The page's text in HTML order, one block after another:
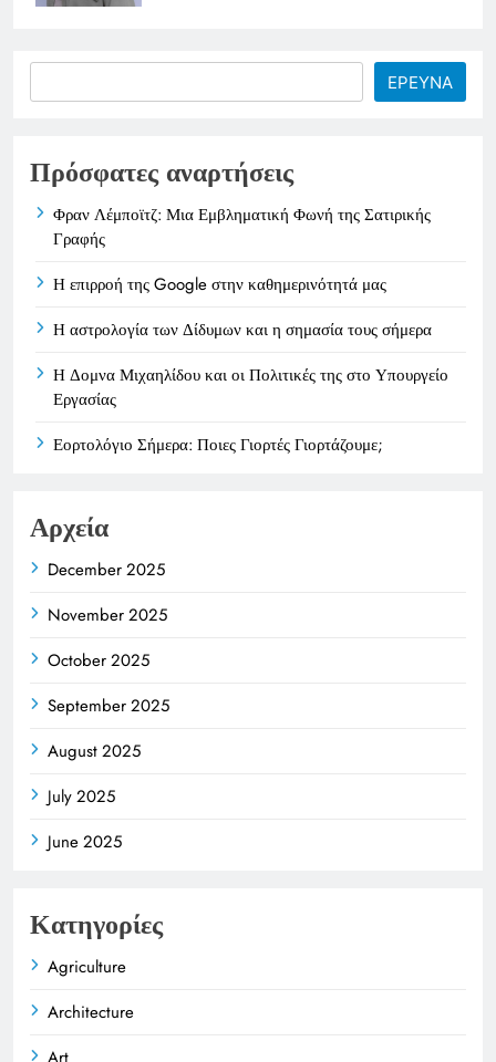
ΕΡΕΥΝΑ
Πρόσφατες αναρτήσεις
Φραν Λέμποϊτζ: Μια Εμβληματική Φωνή της Σατιρικής
Γραφής
Η επιρροή της Google στην καθημερινότητά μας
Η αστρολογία των Δίδυμων και η σημασία τους σήμερα
Η Δομνα Μιχαηλίδου και οι Πολιτικές της στο Υπουργείο
Εργασίας
Εορτολόγιο Σήμερα: Ποιες Γιορτές Γιορτάζουμε;
Αρχεία
December 2025
November 2025
October 2025
September 2025
August 2025
July 2025
June 2025
Κατηγορίες
Agriculture
Architecture
Art